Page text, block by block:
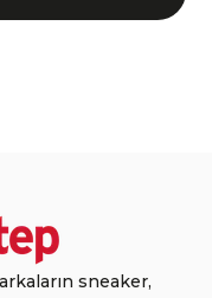
sneaker,